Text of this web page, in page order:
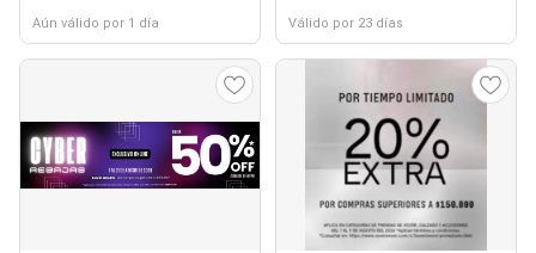
Aún válido por 1 día Válido por 23 días